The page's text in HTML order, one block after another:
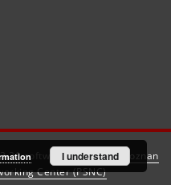
software created by
Poznan
Center (PSNC)
I understand